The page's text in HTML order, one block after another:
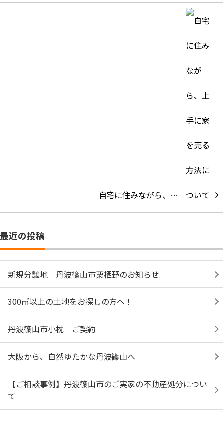
自宅に住みながら、…
最近の投稿
新規分譲地 丹波篠山市栗栖野のお知らせ
300㎡以上の土地をお探しの方へ！
丹波篠山市小枕 ご契約
大阪から、自然ゆたかな丹波篠山へ
【ご相談事例】丹波篠山市のご実家の不動産処分につい
て